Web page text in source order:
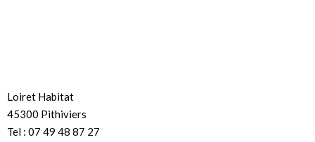
Loiret Habitat
45300 Pithiviers
Tel : 07 49 48 87 27